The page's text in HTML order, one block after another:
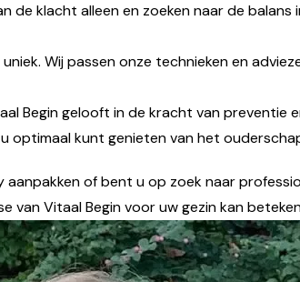
de klacht alleen en zoeken naar de
uniek. Wij passen onze technieken en
Begin gelooft in de kracht van preventie
optimaal kunt genieten van het
aanpakken of bent u op zoek naar
van Vitaal Begin voor uw gezin kan